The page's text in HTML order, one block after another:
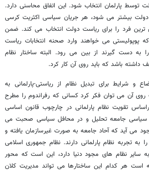
توسط پارلمان انتخاب شود. این اتفاق محاسنی دارد.
بیشتر می شود، هر جریان سیاسی اکثریت کرسی
ترین فرد را برای ریاست دولت انتخاب می کند. ضمن
پوپولیستی می خواهند وارد صحنه انتخابات ریاست
به دست گیرند از بین می رود. البته ساختار نظام
داشته باشد که باید روی آن کار کرد.
و شرایط برای تبدیل نظام از ریاستی-پارلمانی به
روی آن می توان فکر کرد کسانی که رفراندوم را مطرح
تقویت نظام پارلمانی در چارچوب قانون اساسی
سیاسی جامعه تحلیل و در محافل سیاسی صحبت می
می آید که آحاد جامعه به صورت غیرسازمان یافته و
به تجربه نظام پارلمانی دارند. نظام جمهوری اسلامی
سایر نظام های مجود دنیا دارد، این است که محور
است هر کدام این ساختارها می تواند مدیریت کلان